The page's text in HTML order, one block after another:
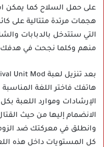
على حمل السلاح كما يمكن
هجمات مرتدة متتالية على
التي ستتدخل بالدبابات
منهم وكلما نجحت في
هاتفك فاختر اللغة
الإرشادات وموارد اللعبة
الانضمام إليها من حيث
وانطلق في معركتك ضد
كل المستويات داخل هذه